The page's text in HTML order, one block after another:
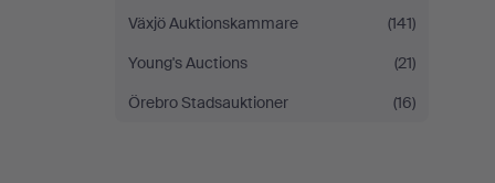
Växjö Auktionskammare
(141)
Young's Auctions
(21)
Örebro Stadsauktioner
(16)